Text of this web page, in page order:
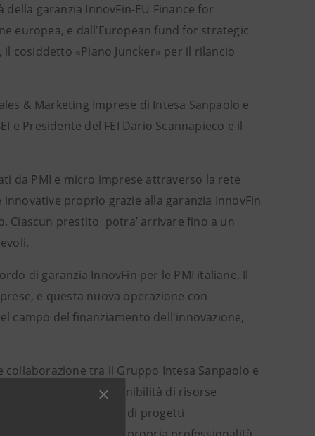
garanzia InnovFin-EU Finance for
europea, e dall’European fund for strategic
cosiddetto «Piano Juncker» per il rilancio
& Marketing Imprese di Intesa Sanpaolo e
e Presidente del FEI Dario Scannapieco e il
da PMI e micro imprese attraverso la rete
proprio grazie alla garanzia InnovFin
Ciascun prestito potra’ arrivare fino a un
di garanzia InnovFin per le PMI italiane. Il
e questa nuova operazione con
campo del finanziamento dell'innovazione,
collaborazione tra il Gruppo Intesa Sanpaolo e
attraverso la disponibilità di risorse
il finanziamento di progetti